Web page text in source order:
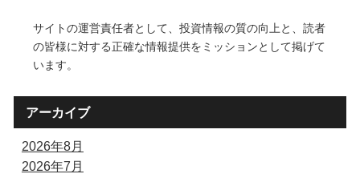
サイトの運営責任者として、投資情報の質の向上と、読者
の皆様に対する正確な情報提供をミッションとして掲げて
います。
アーカイブ
2026年8月
2026年7月